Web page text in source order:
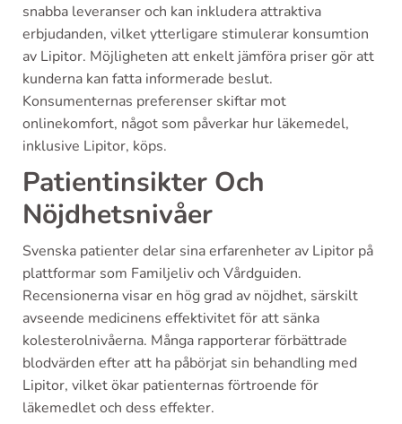
snabba leveranser och kan inkludera attraktiva
erbjudanden, vilket ytterligare stimulerar konsumtion
av Lipitor. Möjligheten att enkelt jämföra priser gör att
kunderna kan fatta informerade beslut.
Konsumenternas preferenser skiftar mot
onlinekomfort, något som påverkar hur läkemedel,
inklusive Lipitor, köps.
Patientinsikter Och
Nöjdhetsnivåer
Svenska patienter delar sina erfarenheter av Lipitor på
plattformar som Familjeliv och Vårdguiden.
Recensionerna visar en hög grad av nöjdhet, särskilt
avseende medicinens effektivitet för att sänka
kolesterolnivåerna. Många rapporterar förbättrade
blodvärden efter att ha påbörjat sin behandling med
Lipitor, vilket ökar patienternas förtroende för
läkemedlet och dess effekter.